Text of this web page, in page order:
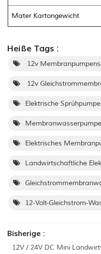
Mater Kartongewicht
Heiße Tags :
12v
12v
Elektrische
Elektrisches
Landwirtschaftliche
12-Volt-Gleichstrom-
Bisherige :
12V / 24V DC Mini